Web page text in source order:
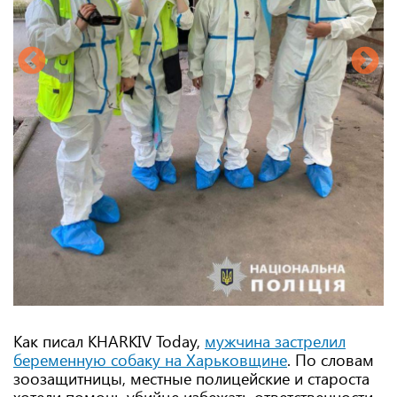
Как писал KHARKIV Today, мужчина застрелил
беременную собаку на Харьковщине. По словам
зоозащитницы, местные полицейские и староста